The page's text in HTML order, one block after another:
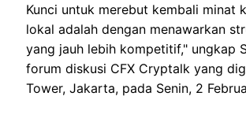
Kunci untuk merebut kembali minat
lokal adalah dengan menawarkan
yang jauh lebih kompetitif," ungkap
forum diskusi CFX Cryptalk yang
Tower, Jakarta, pada Senin, 2